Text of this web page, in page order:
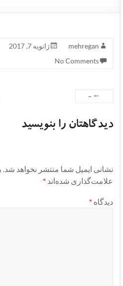
mehregan ژانویه 7, 2017
No Comments
←
..
دیدگاهتان را بنویسید
نشانی ایمیل شما منتشر نخواهد شد.
علامت‌گذاری شده‌اند *
دیدگاه *